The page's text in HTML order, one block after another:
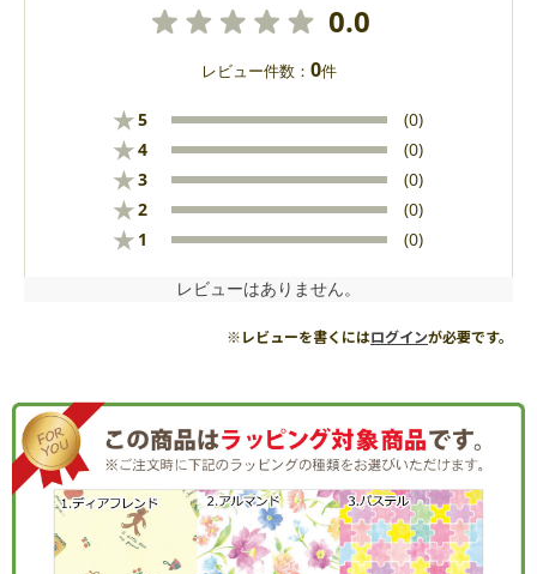
0.0
レビュー件数： 0件
★5 (0)
★4 (0)
★3 (0)
★2 (0)
★ 1 (0)
レビューはありません。
※レビューを書くにはログインが必要です。